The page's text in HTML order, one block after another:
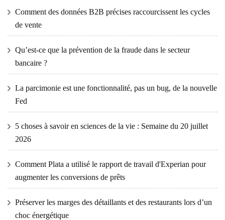
Comment des données B2B précises raccourcissent les cycles
de vente
Qu’est-ce que la prévention de la fraude dans le secteur
bancaire ?
La parcimonie est une fonctionnalité, pas un bug, de la nouvelle
Fed
5 choses à savoir en sciences de la vie : Semaine du 20 juillet
2026
Comment Plata a utilisé le rapport de travail d'Experian pour
augmenter les conversions de prêts
Préserver les marges des détaillants et des restaurants lors d’un
choc énergétique